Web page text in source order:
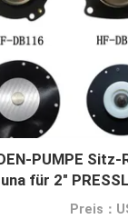
PUMPE
für 2"
PUMPEN
Preis：